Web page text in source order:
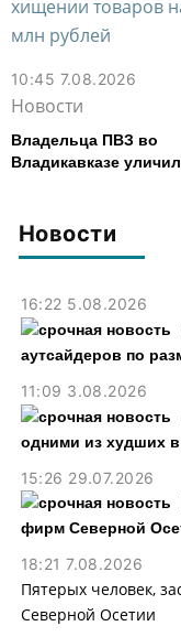
Новости
16:22 5.08.2026
аутсайдеров по
11:09 3.08.2026
одними из худших
15:26 29.07.2026
фирм Северной
18:21 7.08.2026
Пятерых человек,
Северной Осетии
10:45 7.08.2026
Новости
Владельца ПВЗ во
Владикавказе